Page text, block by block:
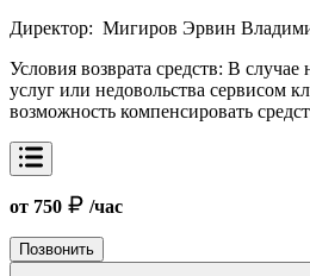
Директор: Мигиров Эрвин
Условия возврата средств: В случае
услуг или недовольства сервисом
возможность компенсировать
от 750 /час
Позвонить